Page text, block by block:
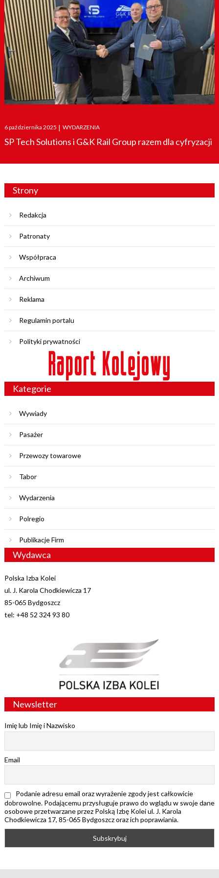
Posted
on
6 października 2025 | WYDARZENIA
SP Tech Solutions i G&K Rail Group razem dla cyfryzacji
Strony
Redakcja
Patronaty
Współpraca
Archiwum
Reklama
Regulamin portalu
Polityki prywatności
Kategorie
Wywiady
Pasażer
Przewozy towarowe
Tabor
Wydarzenia
Polregio
Publikacje Firm
Wydawca
Polska Izba Kolei
ul. J. Karola Chodkiewicza 17
85-065 Bydgoszcz
tel: +48 52 324 93 80
Newsletter
Imię lub Imię i Nazwisko
Email
Podanie adresu email oraz wyrażenie zgody jest całkowicie
dobrowolne. Podającemu przysługuje prawo do wglądu w swoje dane
osobowe przetwarzane przez Polską Izbę Kolei ul. J. Karola
Chodkiewicza 17, 85-065 Bydgoszcz oraz ich poprawiania.